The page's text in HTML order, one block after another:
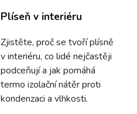
Plíseň v interiéru
Zjistěte, proč se tvoří plísně
v interiéru, co lidé nejčastěji
podceňují a jak pomáhá
termo izolační nátěr proti
kondenzaci a vlhkosti.